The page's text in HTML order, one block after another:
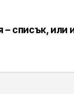
– списък, или